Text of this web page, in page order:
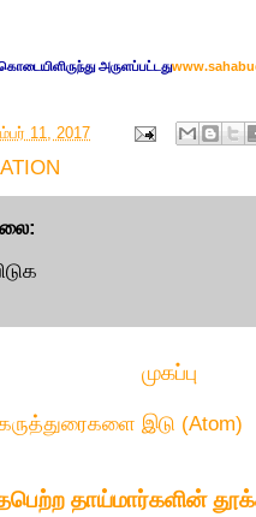
அருளப்பட்டது
11, 2017
முகப்பு
இடு (Atom)
தாய்மார்களின்